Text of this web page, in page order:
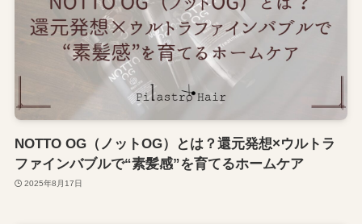
NOTTO OG（ノットOG）とは？還元発想×ウルトラ
ファインバブルで“素髪感”を育てるホームケア
2025年8月17日